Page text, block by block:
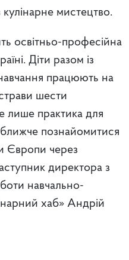
мистецтво.
освітньо-професійна
Діти разом із
працюють на
шести
лише практика для
ближче познайомитися
Європи через
директора з
навчально-
хаб» Андрій